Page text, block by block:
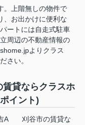
。上階無しの物件で
、お出かけに便利な
ートには自走式駐車
周辺の不動産情報の
よりクラス
さい。
貸ならクラスホ
イント)
吉A 刈谷市の賃貸な